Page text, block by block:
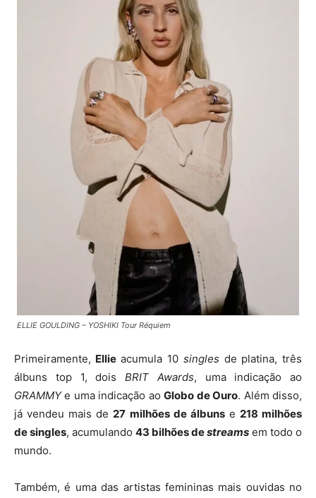
ELLIE GOULDING – YOSHIKI Tour Réquiem
Primeiramente, Ellieacumula 10 singles de platina, três
álbuns top 1, dois BRIT Awards, uma indicação ao
GRAMMYe uma indicação aoGlobo de Ouro. Além disso,
já vendeu mais de27 milhões de álbunse 218 milhões
de singles, acumulando 43 bilhões destreams em todo o
mundo.
Também, é uma das artistas femininas mais ouvidas no